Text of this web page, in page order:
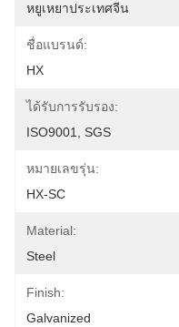
หยูเหยาประเทศจีน
ชื่อแบรนด์:
HX
ได้รับการรับรอง:
ISO9001, SGS
หมายเลขรุ่น:
HX-SC
Material:
Steel
Finish:
Galvanized